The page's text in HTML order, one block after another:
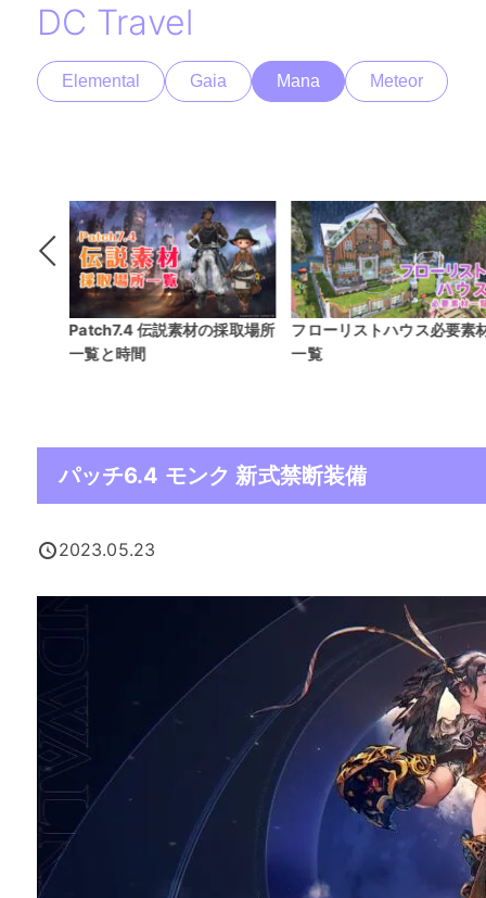
DC Travel
Elemental Gaia Mana Meteor
フローリストハウス必要素材
一覧
Patch7.1 ギャザラー新式装
禁断
パッチ6.4 モンク 新式禁断装備
2023.05.23